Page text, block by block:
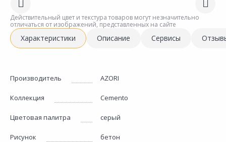
Действительный цвет и текстура товаров могут незначительно
отличаться от изображений, представленных на сайте
Характеристики Описание Сервисы
Производитель AZORI
Коллекция Cemento
Цветовая палитра серый
Рисунок бетон